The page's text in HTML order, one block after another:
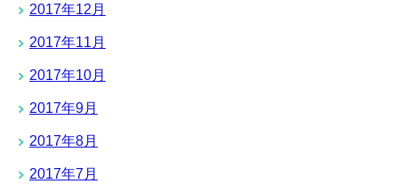
2017年12月
2017年11月
2017年10月
2017年9月
2017年8月
2017年7月